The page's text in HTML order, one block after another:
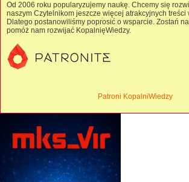
Od 2006 roku popularyzujemy naukę. Chcemy się
naszym Czytelnikom jeszcze więcej atrakcyjnych treści
Dlatego postanowiliśmy poprosić o wsparcie. Zostań
pomóż nam rozwijać KopalnięWiedzy.
Patroni KopalniWiedzy